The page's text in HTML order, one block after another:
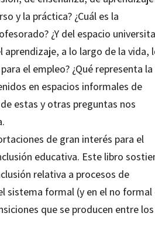
y la práctica? ¿Cuál es la
¿Y del espacio
aprendizaje, a lo largo de la vida,
el empleo? ¿Qué representa la
en espacios informales de
estas y otras preguntas nos
de gran interés para el
educativa. Este libro
relativa a procesos de
sistema formal (y en el no formal
que se producen entre los